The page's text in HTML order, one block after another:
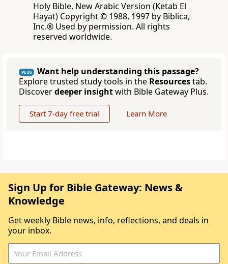
Holy Bible, New Arabic Version (Ketab El
Hayat) Copyright © 1988, 1997 by Biblica,
Inc.® Used by permission. All rights
reserved worldwide.
PLUS
Want help understanding this passage?
Explore trusted study tools in the Resourcestab.
Discoverdeeper insightwith Bible Gateway Plus.
Start 7-day free trial Learn More
Sign Up for Bible Gateway: News &
Knowledge
Get weekly Bible news, info, reflections, and deals in
your inbox.